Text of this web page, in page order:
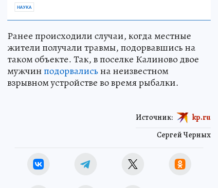
НАУКА
Ранее происходили случаи, когда местные
жители получали травмы, подорвавшись на
таком объекте. Так, в поселке Калиново двое
мужчинподорвалисьна неизвестном
взрывном устройстве во время рыбалки.
Сергей Черных
Источник: kp.ru